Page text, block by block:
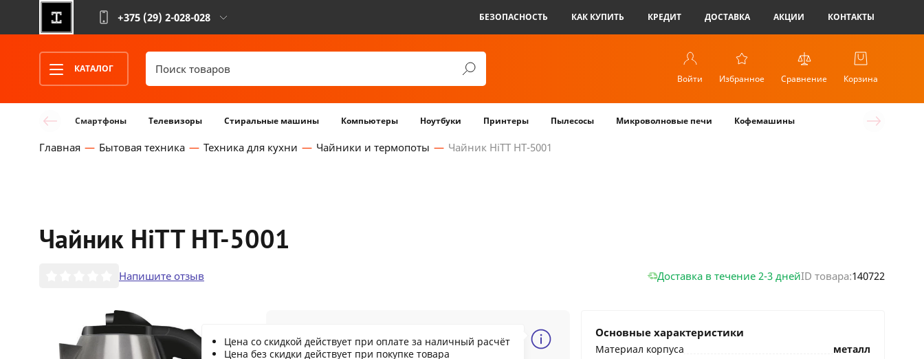
+375 (29) 2-028-028 БЕЗОПАСНОСТЬ КАК КУПИТЬ КРЕДИТ ДОСТАВКА АКЦИИ КОНТАКТЫ
КАТАЛОГ
Войти
Избранное Сравнение Корзина
Смартфоны Телевизоры Стиральные машины Компьютеры Ноутбуки Принтеры Пылесосы Микроволновые печи Кофемашины
Главная Бытовая техника Техника для кухни Чайники и термопоты Чайник HiTT HT-5001
Чайник HiTT HT-5001
Напишите отзыв Доставка в течение 2-3 днейID товара:140722
35.82 BYN37.61
Цена со скидкой действует при оплате за наличный расчёт
Цена без скидки действует при покупке товара
Основные характеристики
Материал корпуса
металл